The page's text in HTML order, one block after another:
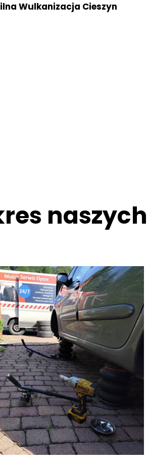
Wulkanizacja Cieszyn